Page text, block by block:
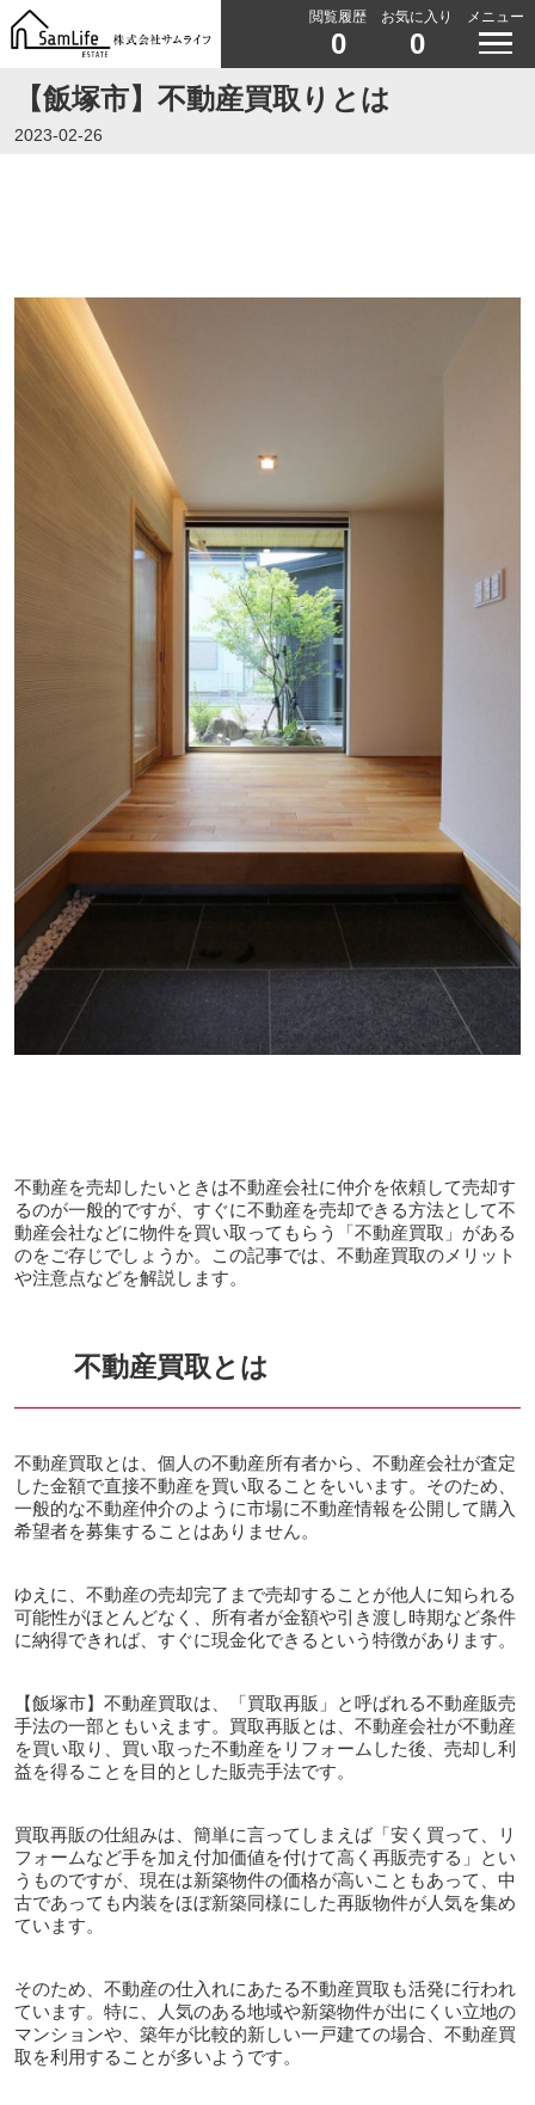
閲覧履歴
0
お気に入り
0
メニュー
【飯塚市】不動産買取りとは
2023-02-26
不動産を売却したいときは不動産会社に仲介を依頼して売却す
るのが一般的ですが、すぐに不動産を売却できる方法として不
動産会社などに物件を買い取ってもらう「不動産買取」がある
のをご存じでしょうか。この記事では、不動産買取のメリット
や注意点などを解説します。
不動産買取とは
不動産買取とは、個人の不動産所有者から、不動産会社が査定
した金額で直接不動産を買い取ることをいいます。そのため、
一般的な不動産仲介のように市場に不動産情報を公開して購入
希望者を募集することはありません。
ゆえに、不動産の売却完了まで売却することが他人に知られる
可能性がほとんどなく、所有者が金額や引き渡し時期など条件
に納得できれば、すぐに現金化できるという特徴があります。
【飯塚市】不動産買取は、「買取再販」と呼ばれる不動産販売
手法の一部ともいえます。買取再販とは、不動産会社が不動産
を買い取り、買い取った不動産をリフォームした後、売却し利
益を得ることを目的とした販売手法です。
買取再販の仕組みは、簡単に言ってしまえば「安く買って、リ
フォームなど手を加え付加価値を付けて高く再販売する」とい
うものですが、現在は新築物件の価格が高いこともあって、中
古であっても内装をほぼ新築同様にした再販物件が人気を集め
ています。
そのため、不動産の仕入れにあたる不動産買取も活発に行われ
ています。特に、人気のある地域や新築物件が出にくい立地の
マンションや、築年が比較的新しい一戸建ての場合、不動産買
取を利用することが多いようです。